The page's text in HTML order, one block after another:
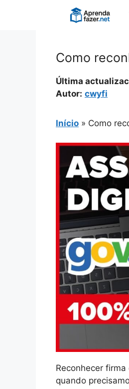
Como
Última
Autor: cwyfi
Início » Como
Reconhecer
quando